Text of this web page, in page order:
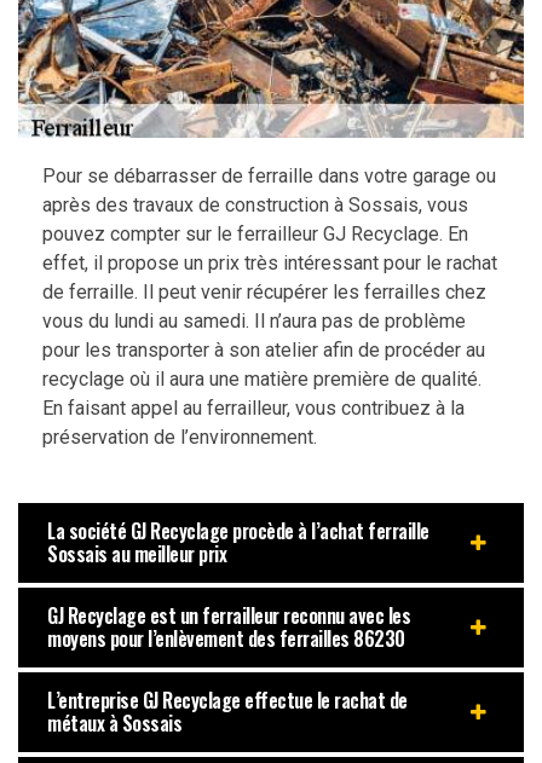
Pour se débarrasser de ferraille dans votre garage ou
après des travaux de construction à Sossais, vous
pouvez compter sur le ferrailleur GJ Recyclage. En
effet, il propose un prix très intéressant pour le rachat
de ferraille. Il peut venir récupérer les ferrailles chez
vous du lundi au samedi. Il n’aura pas de problème
pour les transporter à son atelier afin de procéder au
recyclage où il aura une matière première de qualité.
En faisant appel au ferrailleur, vous contribuez à la
préservation de l’environnement.
La société GJ Recyclage procède à l’achat ferraille
Sossais au meilleur prix
GJ Recyclage est un ferrailleur reconnu avec les
moyens pour l’enlèvement des ferrailles 86230
L’entreprise GJ Recyclage effectue le rachat de
métaux à Sossais